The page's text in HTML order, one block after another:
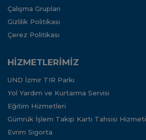
Çalışma Grupları
Gizlilik Politikası
Çerez Politikası
HİZMETLERİMİZ
UND İzmir TIR Parkı
Yol Yardım ve Kurtarma Servisi
Eğitim Hizmetleri
Gümrük İşlem Takip Kartı Tahsisi Hizmeti
Evrim Sigorta